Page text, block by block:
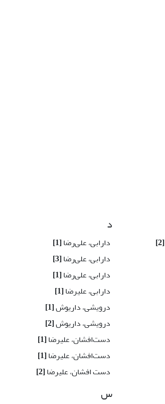
[2]
د
دارابی، علی‌رضا[1]
دارابی، علی‌رضا[3]
دارابی، علی‌رضا[1]
دارابی، علیرضا[1]
درویشی، داریوش[1]
درویشی، داریوش[2]
دست‌افشان، علیرضا[1]
دست‌افشان، علیرضا[1]
دست افشان، علیرضا[2]
س